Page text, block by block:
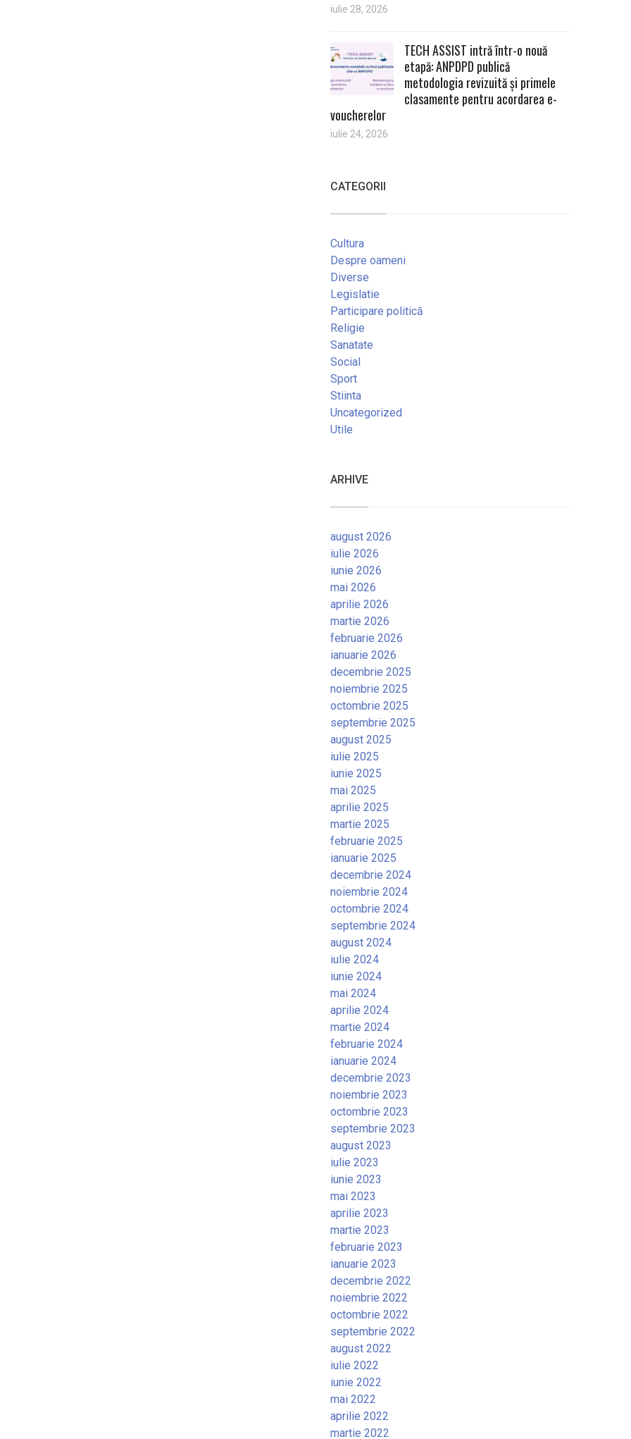
iulie 28, 2026
TECH ASSIST intră într-o nouă
etapă: ANPDPD publică
metodologia revizuită și primele
clasamente pentru acordarea e-
voucherelor
iulie 24, 2026
CATEGORII
Cultura
Despre oameni
Diverse
Legislatie
Participare politică
Religie
Sanatate
Social
Sport
Stiinta
Uncategorized
Utile
ARHIVE
august 2026
iulie 2026
iunie 2026
mai 2026
aprilie 2026
martie 2026
februarie 2026
ianuarie 2026
decembrie 2025
noiembrie 2025
octombrie 2025
septembrie 2025
august 2025
iulie 2025
iunie 2025
mai 2025
aprilie 2025
martie 2025
februarie 2025
ianuarie 2025
decembrie 2024
noiembrie 2024
octombrie 2024
septembrie 2024
august 2024
iulie 2024
iunie 2024
mai 2024
aprilie 2024
martie 2024
februarie 2024
ianuarie 2024
decembrie 2023
noiembrie 2023
octombrie 2023
septembrie 2023
august 2023
iulie 2023
iunie 2023
mai 2023
aprilie 2023
martie 2023
februarie 2023
ianuarie 2023
decembrie 2022
noiembrie 2022
octombrie 2022
septembrie 2022
august 2022
iulie 2022
iunie 2022
mai 2022
aprilie 2022
martie 2022